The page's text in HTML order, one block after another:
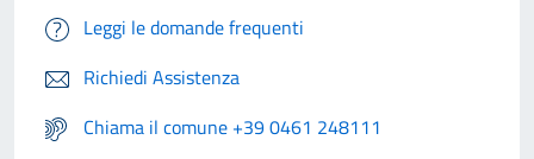
Leggi le domande frequenti
Richiedi Assistenza
Chiama il comune +39 0461 248111